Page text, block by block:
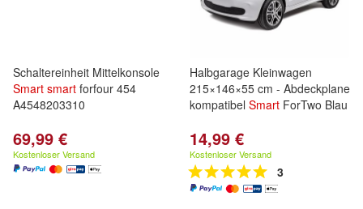
Schaltereinheit Mittelkonsole
Smart smart forfour 454
A4548203310
69,99 €
Kostenloser Versand
Halbgarage Kleinwagen
215×146×55 cm - Abdeckplane
kompatibel Smart ForTwo Blau
14,99 €
Kostenloser Versand
3